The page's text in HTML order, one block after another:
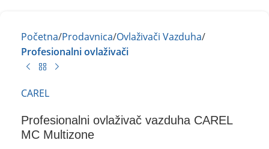
Početna Prodavnica Ovlaživači Vazduha
Profesionalni ovlaživači
CAREL
Profesionalni ovlaživač vazduha CAREL
MC Multizone